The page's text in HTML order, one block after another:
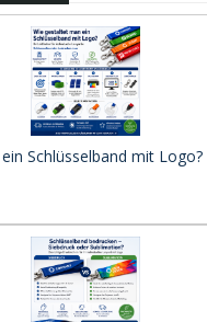
Schlüsselband mit Logo?